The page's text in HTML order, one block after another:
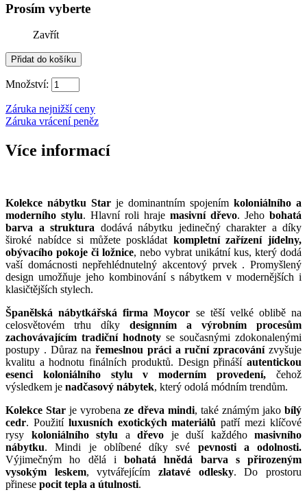
Prosím vyberte
Zavřít
Množství:
Záruka nejnižší ceny
Záruka vrácení peněz
Více informací
Kolekce nábytku Star je dominantním spojením koloniálního a
moderního stylu. Hlavní roli hraje masivní dřevo. Jeho bohatá
barva a struktura dodává nábytku jedinečný charakter a díky
široké nabídce si můžete poskládat kompletní zařízení jídelny,
obývacího pokoje či ložnice, nebo vybrat unikátní kus, který dodá
vaší domácnosti nepřehlédnutelný akcentový prvek . Promyšlený
design umožňuje jeho kombinování s nábytkem v modernějších i
klasičtějších stylech.
Španělská nábytkářská firma Moycor se těší velké oblibě na
celosvětovém trhu díky designním a výrobním procesům
zachovávajícím tradiční hodnoty se současnými zdokonalenými
postupy . Důraz nařemeslnou práci a ruční zpracovánízvyšuje
kvalitu a hodnotu finálních produktů. Design přináší autentickou
esenci koloniálního stylu v moderním provedení, čehož
výsledkem je nadčasový nábytek, který odolá módním trendům.
Kolekce Star je vyrobenaze dřeva mindi, také známým jakobílý
cedr. Použití luxusních exotických materiálů patří mezi klíčové
rysy koloniálního stylu a dřevo je duší každého masivního
nábytku. Mindi je oblíbené díky své pevnosti a odolnosti.
Výjimečným ho dělá i bohatá hnědá barva s přirozeným
vysokým leskem, vytvářejícímzlatavé odlesky. Do prostoru
přinese pocit tepla a útulnosti.